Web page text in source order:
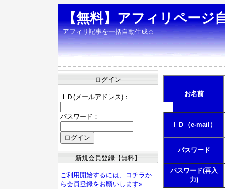
【無料】アフィリページ
アフィリ記事を一括自動生成☆
お名前
ＩＤ（e-mail）
パスワード
パスワード(再入
力)
ログイン
ＩＤ(メールアドレス)：
パスワード：
新規会員登録【無料】
ご利用開始するには、コチラか
ら会員登録をお願いします»